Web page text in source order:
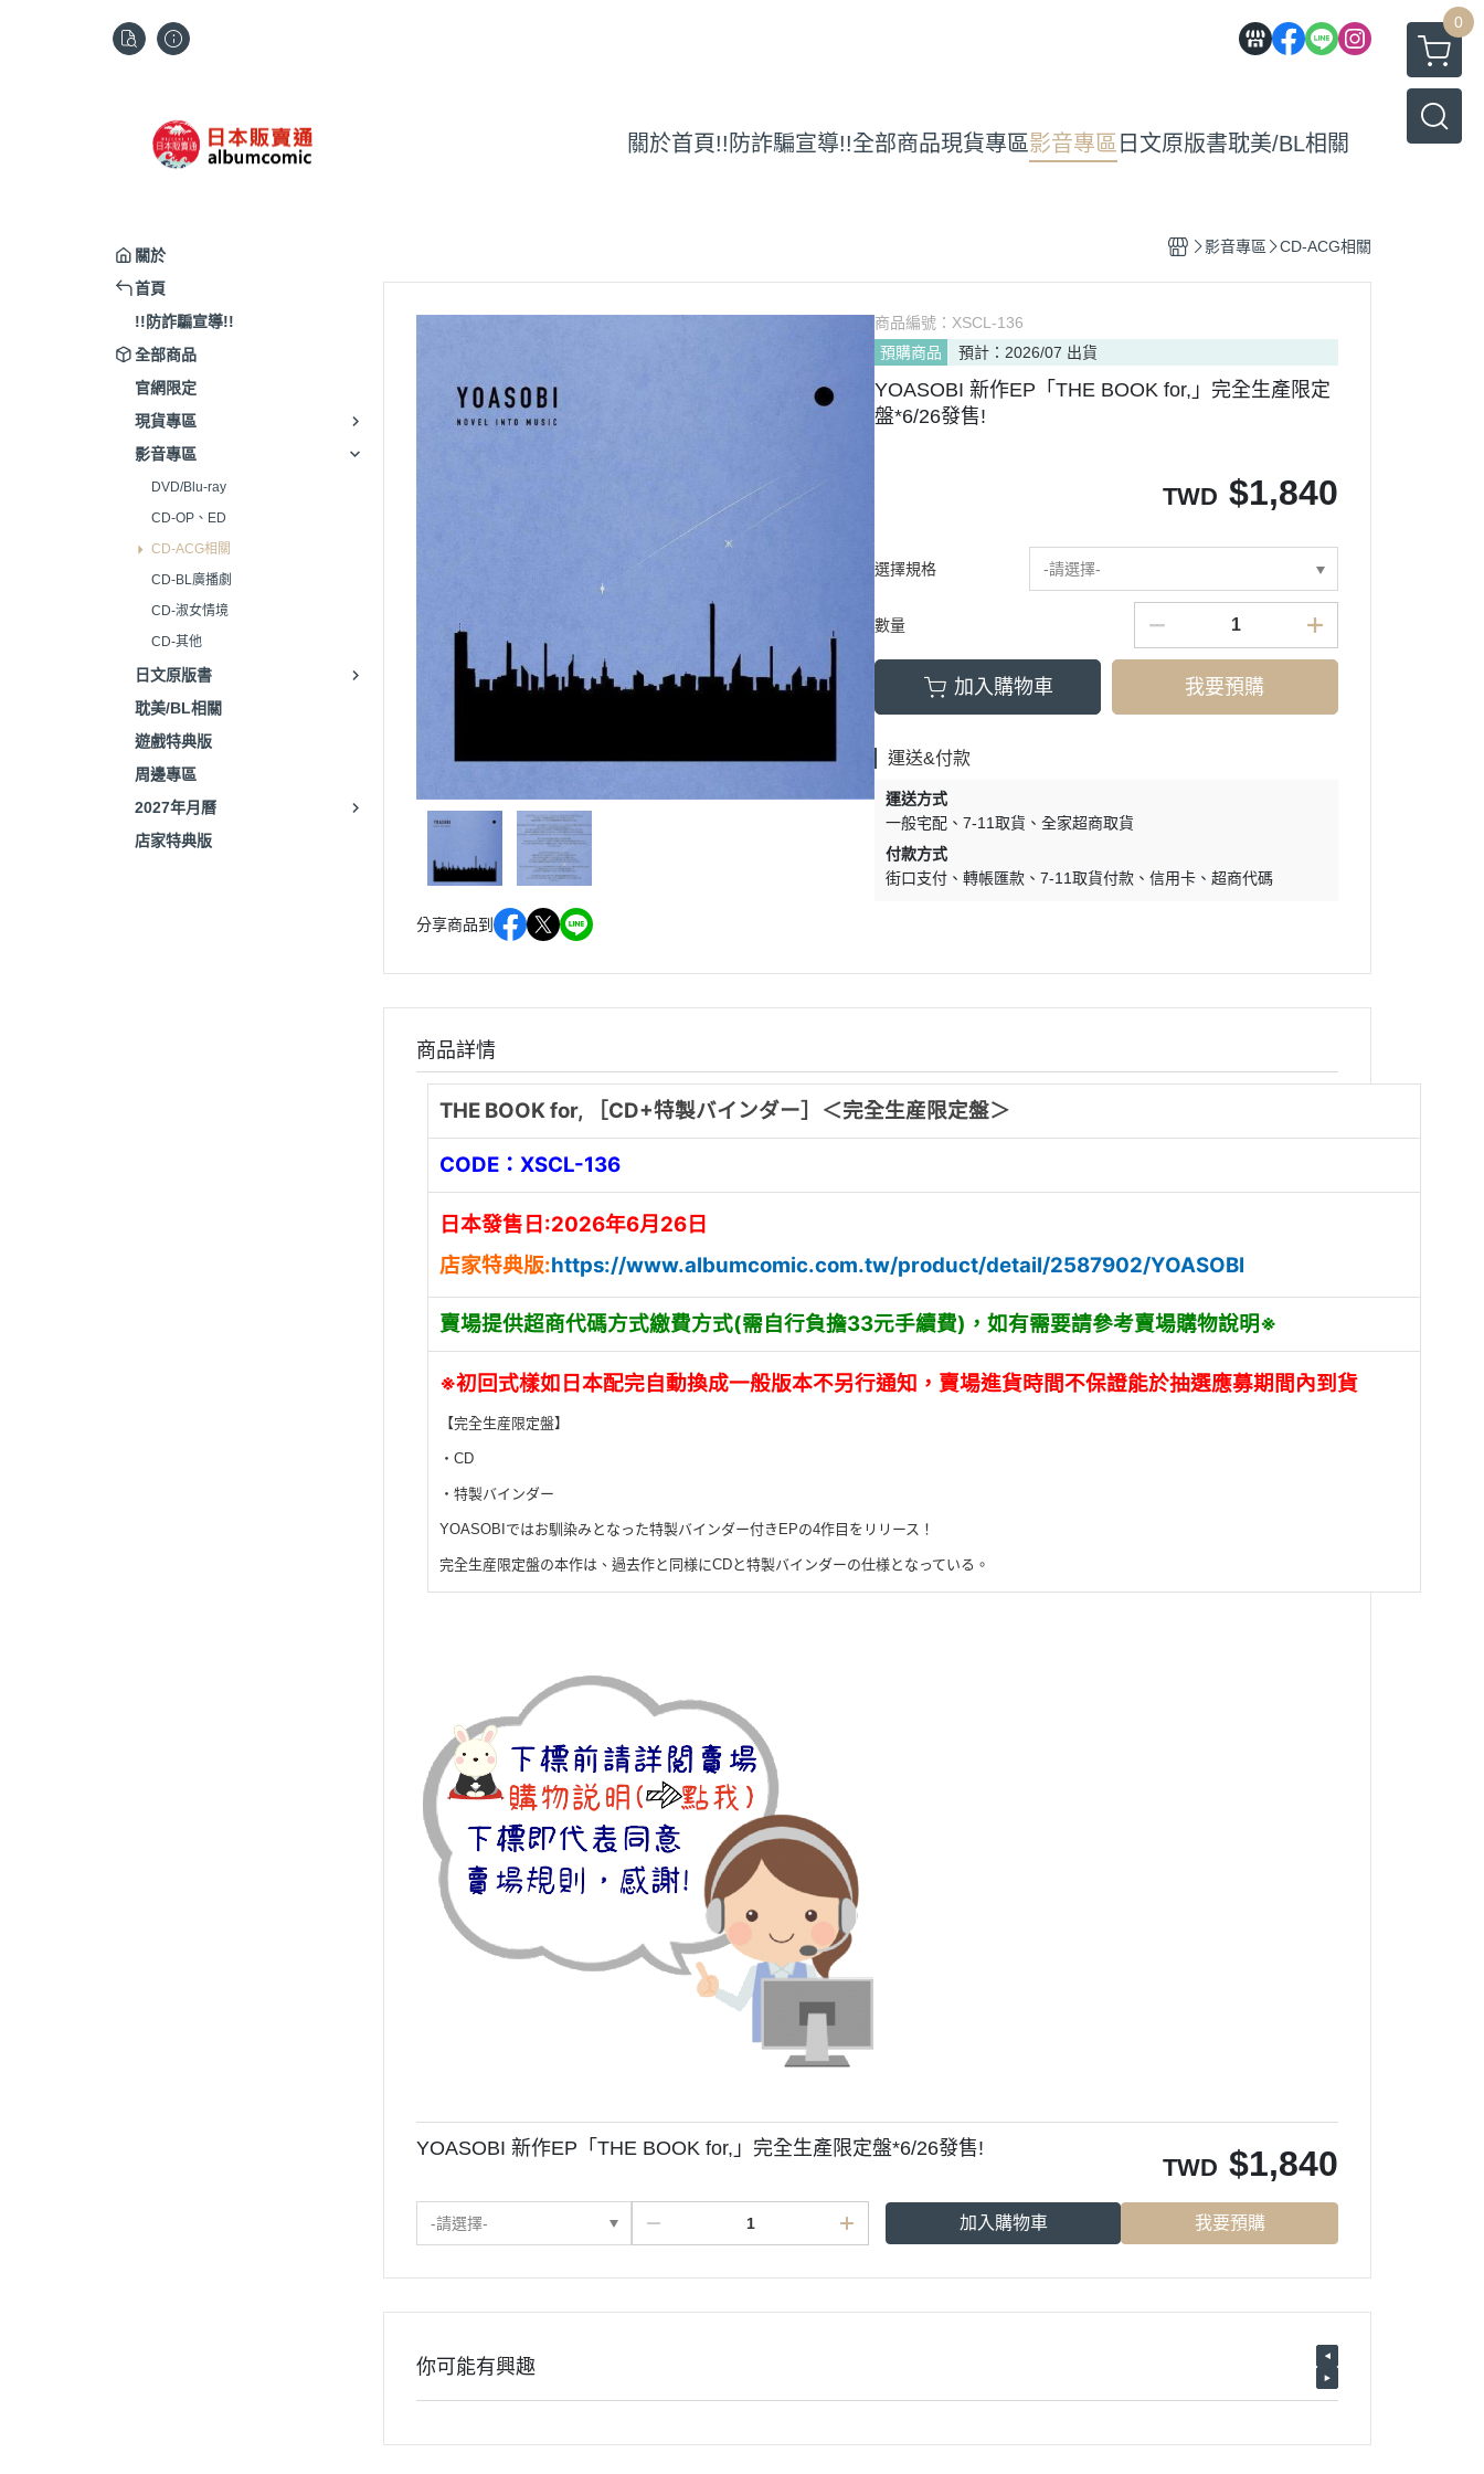
0
關於首頁!!防詐騙宣導!!全部商品現貨專區影音專區 日文原版書耽美/BL相關
關於
首頁
!!防詐騙宣導!!
全部商品
官網限定
現貨專區
影音專區
DVD/Blu-ray
CD-OP、ED
CD-ACG相關
CD-BL廣播劇
CD-淑女情境
CD-其他
日文原版書
耽美/BL相關
遊戲特典版
周邊專區
2027年月曆
店家特典版
影音專區 CD-ACG相關
分享商品到
商品編號：XSCL-136
預購商品
預計：2026/07 出貨
YOASOBI 新作EP「THE BOOK for,」完全生產限定
盤*6/26發售!
TWD $1,840
選擇規格 -請選擇-
數量
加入購物車 我要預購
運送&付款
運送方式
一般宅配
7-11取貨
全家超商取貨
付款方式
街口支付
轉帳匯款 7-11取貨付款 信用卡 超商代碼
商品詳情
THE BOOK for, ［CD+特製バインダー］＜完全生産限定盤＞
CODE： XSCL-136
日本發售日:2026年6月26日
店家特典版:https://www.albumcomic.com.tw/product/detail/2587902/YOASOBI
賣場提供超商代碼方式繳費方式(需自行負擔33元手續費)，如有需要請參考賣場購物說明※
※初回式樣如日本配完自動換成一般版本不另行通知，賣場進貨時間不保證能於抽選應募期間內到貨
【完全生産限定盤】
・CD
・特製バインダー
YOASOBIではお馴染みとなった特製バインダー付きEPの4作目をリリース！
完全生産限定盤の本作は、過去作と同様にCDと特製バインダーの仕様となっている。
YOASOBI 新作EP「THE BOOK for,」完全生產限定盤*6/26發售!
TWD $1,840
-請選擇- 加入購物車 我要預購
你可能有興趣